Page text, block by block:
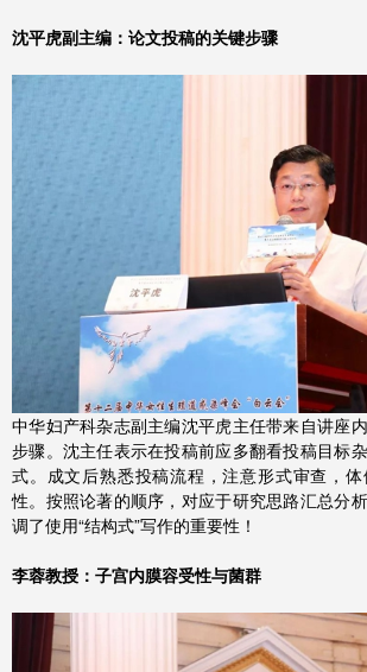
沈平虎副主编：论文投稿的关键步骤
中华妇产科杂志副主编沈平虎主任带来自讲座
步骤。沈主任表示在投稿前应多翻看投稿目标
式。成文后熟悉投稿流程，注意形式审查，
性。按照论著的顺序，对应于研究思路汇总分
调了使用“结构式”写作的重要性！
李蓉教授：子宫内膜容受性与菌群